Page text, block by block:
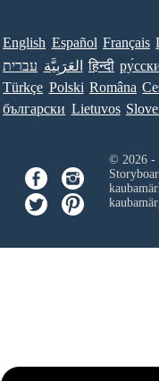
English Español Français
עברית العَرَبِيَّة हिन्दी
Türkçe Polski Româna
български Lietuvos
© 2026 -